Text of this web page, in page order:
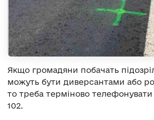
Якщо громадяни побачать
можуть бути диверсантами або
то треба терміново
102.